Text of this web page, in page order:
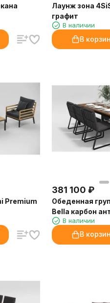
Лаунж зона
графит
В наличии
В
Premium
381 100 ₽
Обеденная
Bella карбон
стульями Voglie
В наличии
В